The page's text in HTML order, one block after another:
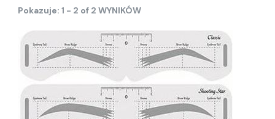
Pokazuje: 1 - 2 of 2 WYNIKÓW